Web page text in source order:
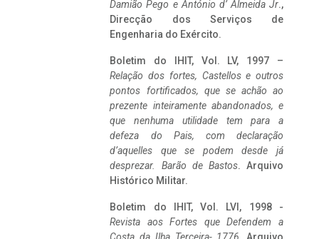
Damião Pego e António d’ Almeida Jr.,
Direcção dos Serviços de
Engenharia do Exército.
Boletim do IHIT, Vol. LV, 1997 –
Relação dos fortes, Castellos e outros
pontos fortificados, que se achão ao
prezente inteiramente abandonados, e
que nenhuma utilidade tem para a
defeza do Pais, com declaração
d’aquelles que se podem desde já
desprezar. Barão de Bastos. Arquivo
Histórico Militar.
Boletim do IHIT, Vol. LVI, 1998 -
Revista aos Fortes que Defendem a